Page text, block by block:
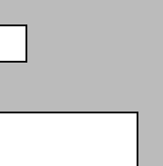
B
A
E